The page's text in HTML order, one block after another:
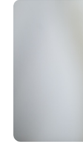
Tretinoïne